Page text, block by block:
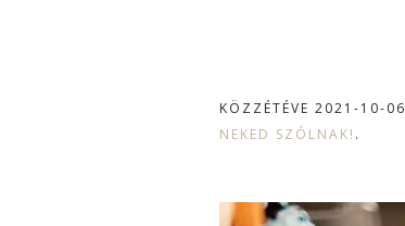
KÖZZÉTÉVE 2021-10-06
NEKED SZÓLNAK! .